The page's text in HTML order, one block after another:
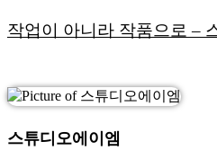
작업이 아니라 작품으로 –
스튜디오에이엠